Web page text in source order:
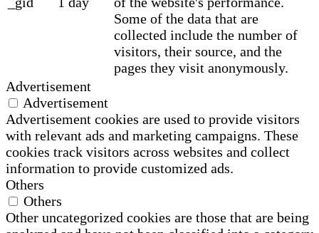
Some of the data that are
collected include the number of
visitors, their source, and the
pages they visit anonymously.
Advertisement
Advertisement
Advertisement cookies are used to provide visitors
with relevant ads and marketing campaigns. These
cookies track visitors across websites and collect
information to provide customized ads.
Others
Others
Other uncategorized cookies are those that are being